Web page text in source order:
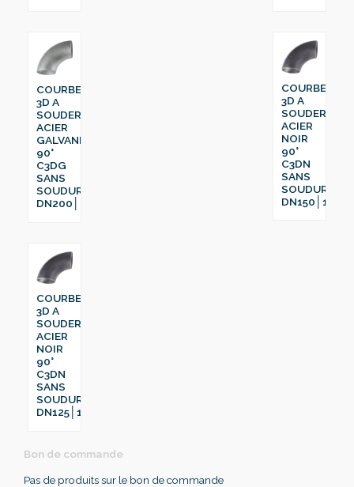
COURBE
3D A
SOUDER
ACIER
GALVANISÉ
90°
C3DG
SANS
SOUDURE
DN200│219.1
COURBE
3D A
SOUDER
ACIER
NOIR
90°
C3DN
SANS
SOUDURE
DN150│168.3
COURBE
3D A
SOUDER
ACIER
NOIR
90°
C3DN
SANS
SOUDURE
DN125│139.7
Bon de commande
Pas de produits sur le bon de commande